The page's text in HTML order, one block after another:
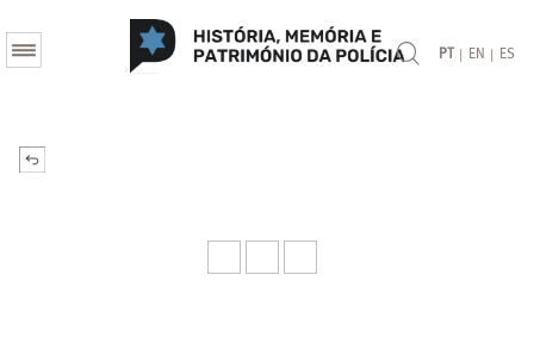
PT | EN | ES